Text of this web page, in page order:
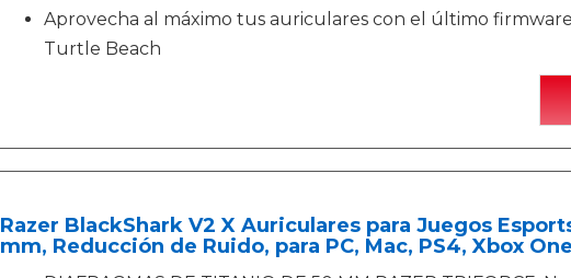
Aprovecha al máximo tus auriculares con el último
Turtle Beach
Razer BlackShark V2 X Auriculares para Juegos
mm, Reducción de Ruido, para PC, Mac, PS4, Xbox